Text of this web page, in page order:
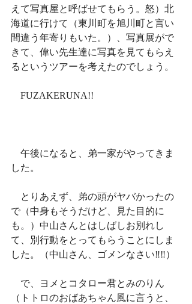
えて写真屋と呼ばせてもらう。怒）北
海道に行けて（東川町を旭川町と言い
間違う年寄りもいた。）、写真展がで
きて、偉い先生達に写真を見てもらえ
るというツアーを考えたのでしょう。
FUZAKERUNA!!
午後になると、弟一家がやってきま
した。
とりあえず、弟の頭がヤバかったの
で（中身もそうだけど、見た目的に
も。）中山さんとはしばしお別れし
て、別行動をとってもらうことにしま
した。（中山さん、ゴメンなさい‼︎‼︎）
で、ヨメとコタロー君とみのりん
（トトロのおばあちゃん風に言うと、